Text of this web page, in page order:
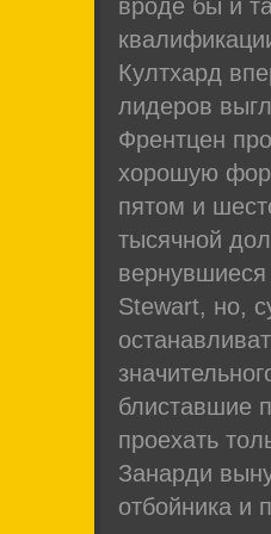
вроде бы и
Култхард
лидеров
Френтцен
хорошую
пятом и
тысячной
Stewart, но,
блиставшие
проехать
Занарди
отбойника и